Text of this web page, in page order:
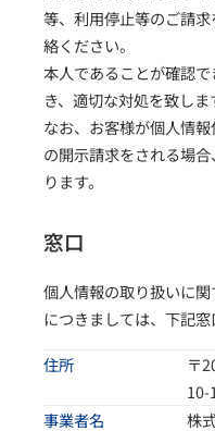
等、利用停止等のご請
絡ください。
本人であることが確認
き、適切な対処を致しま
なお、お客様が個人情
の開示請求をされる場
ります。
窓口
個人情報の取り扱いに
につきましては、下記
住所
〒
10-1
事業者名
株